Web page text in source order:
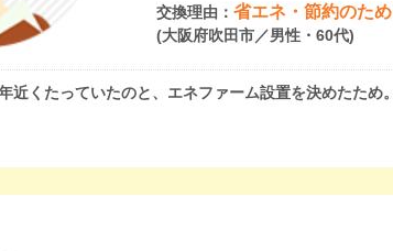
交換理由：省エネ・節約のため
(大阪府吹田市／男性・60代)
近くたっていたのと、エネファーム設置を決めたため。